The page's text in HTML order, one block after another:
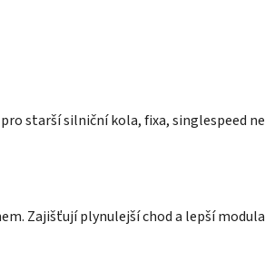
starší silniční kola, fixa,
Zajišťují plynulejší chod a lepší